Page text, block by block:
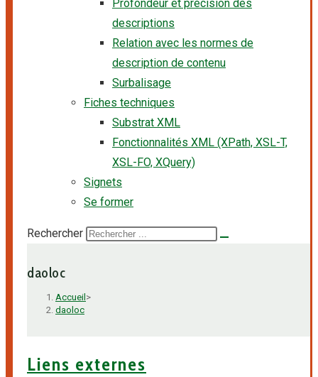
Profondeur et précision des
descriptions
Relation avec les normes de
description de contenu
Surbalisage
Fiches techniques
Substrat XML
Fonctionnalités XML (XPath, XSL-T,
XSL-FO, XQuery)
Signets
Se former
Rechercher
daoloc
Accueil >
daoloc
Liens externes